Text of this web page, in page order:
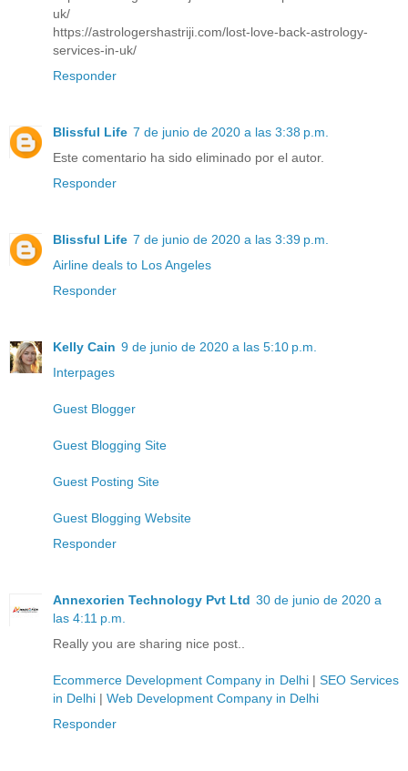
uk/
https://astrologershastriji.com/lost-love-back-astrology-
services-in-uk/
Responder
Blissful Life 7 de junio de 2020 a las 3:38 p.m.
Este comentario ha sido eliminado por el autor.
Responder
Blissful Life 7 de junio de 2020 a las 3:39 p.m.
Airline deals to Los Angeles
Responder
Kelly Cain 9 de junio de 2020 a las 5:10 p.m.
Interpages
Guest Blogger
Guest Blogging Site
Guest Posting Site
Guest Blogging Website
Responder
Annexorien Technology Pvt Ltd 30 de junio de 2020 a
las 4:11 p.m.
Really you are sharing nice post..
Ecommerce Development Company in Delhi| SEO Services
in Delhi | Web Development Company in Delhi
Responder